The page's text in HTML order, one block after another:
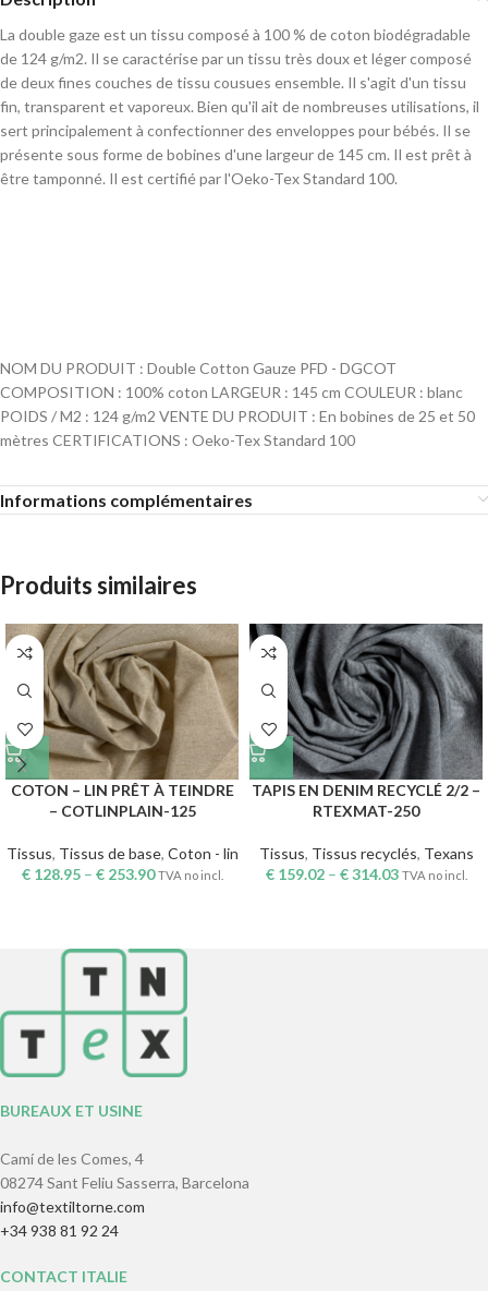
La double gaze est un tissu composé à 100 % de coton biodégradable
de 124 g/m2. Il se caractérise par un tissu très doux et léger composé
de deux fines couches de tissu cousues ensemble. Il s'agit d'un tissu
fin, transparent et vaporeux. Bien qu'il ait de nombreuses utilisations, il
sert principalement à confectionner des enveloppes pour bébés. Il se
présente sous forme de bobines d'une largeur de 145 cm. Il est prêt à
être tamponné. Il est certifié par l'Oeko-Tex Standard 100.
NOM DU PRODUIT : Double Cotton Gauze PFD - DGCOT
COMPOSITION : 100% coton LARGEUR : 145 cm COULEUR : blanc
POIDS / M2 : 124 g/m2 VENTE DU PRODUIT : En bobines de 25 et 50
mètres CERTIFICATIONS : Oeko-Tex Standard 100
Informations complémentaires
Produits similaires
COTON – LIN PRÊT À TEINDRE
– COTLINPLAIN-125
Tissus, Tissus de base, Coton - lin
€128.95– €253.90 TVA no incl.
TAPIS EN DENIM RECYCLÉ 2/2 –
RTEXMAT-250
Tissus, Tissus recyclés, Texans
€159.02– €314.03 TVA no incl.
BUREAUX ET USINE
Camí de les Comes, 4
08274 Sant Feliu Sasserra, Barcelona
info@textiltorne.com
+34 938 81 92 24
CONTACT ITALIE